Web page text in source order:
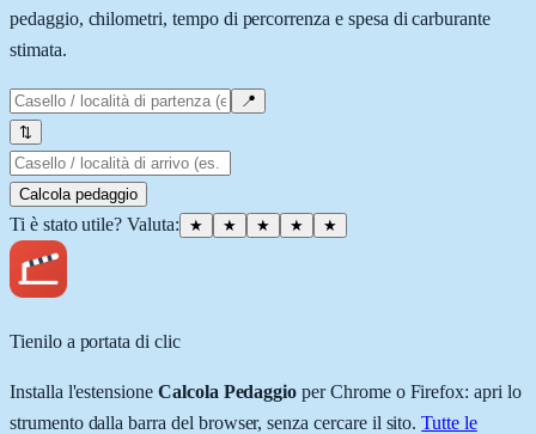
pedaggio, chilometri, tempo di percorrenza e spesa di carburante
stimata.
📍
⇅
Calcola pedaggio
Ti è stato utile? Valuta: ★ ★ ★ ★ ★
Tienilo a portata di clic
Installa l'estensione Calcola Pedaggio per Chromeo Firefox: apri lo
strumento dalla barra del browser, senza cercare il sito. Tutte le